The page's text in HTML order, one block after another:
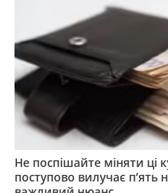
Не поспішайте міняти ці
поступово вилучає п’ять